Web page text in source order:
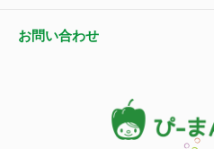
お問い合わせ